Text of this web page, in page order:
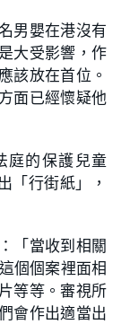
男嬰在港沒有
大受影響，作
該放在首位。
面已經懷疑他
庭的保護兒童
「行街紙」，
「當收到相關
個個案裡面相
等等。審視所
會作出適當出